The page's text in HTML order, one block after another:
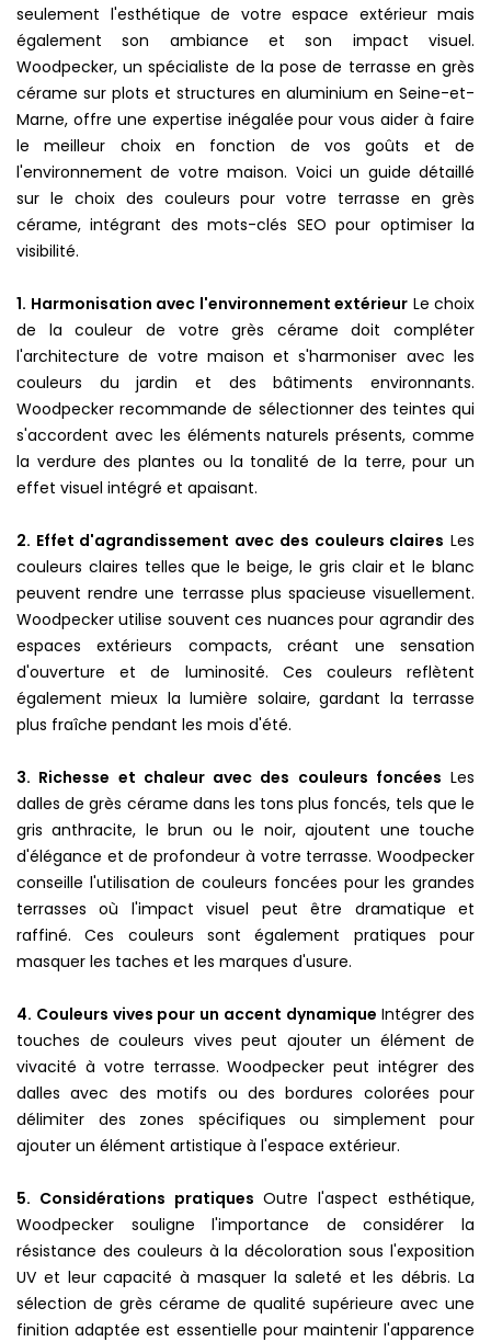
seulement l'esthétique de votre espace extérieur mais
également son ambiance et son impact visuel.
Woodpecker, un spécialiste de la pose de terrasse en grès
cérame sur plots et structures en aluminium en Seine-et-
Marne, offre une expertise inégalée pour vous aider à faire
le meilleur choix en fonction de vos goûts et de
l'environnement de votre maison. Voici un guide détaillé
sur le choix des couleurs pour votre terrasse en grès
cérame, intégrant des mots-clés SEO pour optimiser la
visibilité.
1. Harmonisation avec l'environnement extérieur Le choix
de la couleur de votre grès cérame doit compléter
l'architecture de votre maison et s'harmoniser avec les
couleurs du jardin et des bâtiments environnants.
Woodpecker recommande de sélectionner des teintes qui
s'accordent avec les éléments naturels présents, comme
la verdure des plantes ou la tonalité de la terre, pour un
effet visuel intégré et apaisant.
2. Effet d'agrandissement avec des couleurs claires Les
couleurs claires telles que le beige, le gris clair et le blanc
peuvent rendre une terrasse plus spacieuse visuellement.
Woodpecker utilise souvent ces nuances pour agrandir des
espaces extérieurs compacts, créant une sensation
d'ouverture et de luminosité. Ces couleurs reflètent
également mieux la lumière solaire, gardant la terrasse
plus fraîche pendant les mois d'été.
3. Richesse et chaleur avec des couleurs foncées Les
dalles de grès cérame dans les tons plus foncés, tels que le
gris anthracite, le brun ou le noir, ajoutent une touche
d'élégance et de profondeur à votre terrasse. Woodpecker
conseille l'utilisation de couleurs foncées pour les grandes
terrasses où l'impact visuel peut être dramatique et
raffiné. Ces couleurs sont également pratiques pour
masquer les taches et les marques d'usure.
4. Couleurs vives pour un accent dynamique Intégrer des
touches de couleurs vives peut ajouter un élément de
vivacité à votre terrasse. Woodpecker peut intégrer des
dalles avec des motifs ou des bordures colorées pour
délimiter des zones spécifiques ou simplement pour
ajouter un élément artistique à l'espace extérieur.
5. Considérations pratiques Outre l'aspect esthétique,
Woodpecker souligne l'importance de considérer la
résistance des couleurs à la décoloration sous l'exposition
UV et leur capacité à masquer la saleté et les débris. La
sélection de grès cérame de qualité supérieure avec une
finition adaptée est essentielle pour maintenir l'apparence